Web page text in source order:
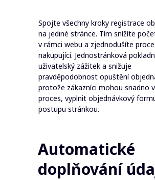
Spojte všechny kroky registrace
na jediné stránce. Tím snížíte
v rámci webu a zjednodušíte
nakupující. Jednostránková
uživatelský zážitek a snižuje
pravděpodobnost opuštění
protože zákazníci mohou snadno
proces, vyplnit objednávkový
postupu stránkou.
Automatické
doplňování